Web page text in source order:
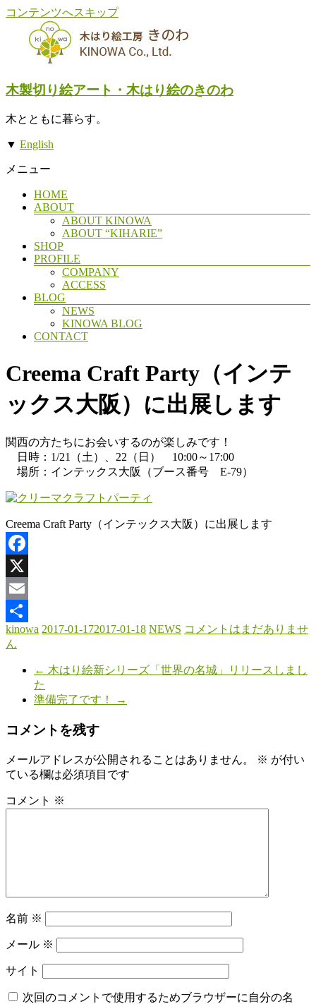
コンテンツへスキップ
木製切り絵アート・木はり絵のきのわ
木とともに暮らす。
▼ English
メニュー
HOME
ABOUT
ABOUT KINOWA
ABOUT “KIHARIE”
SHOP
PROFILE
COMPANY
ACCESS
BLOG
NEWS
KINOWA BLOG
CONTACT
Creema Craft Party（インテ
ックス大阪）に出展します
関西の方たちにお会いするのが楽しみです！
日時：1/21（土）、22（日） 10:00～17:00
場所：インテックス大阪（ブース番号 E-79）
Creema Craft Party（インテックス大阪）に出展します
Facebook
X
Email
共
kinowa 2017-01-172017-01-18 NEWS コメントはまだありませ
ん
← 木はり絵新シリーズ「世界の名城」リリースしまし
た
準備完了です！
→
コメントを残す
メールアドレスが公開されることはありません。 ※ が付い
ている欄は必須項目です
コメント ※
名前 ※
メール ※
サイト
次回のコメントで使用するためブラウザーに自分の名